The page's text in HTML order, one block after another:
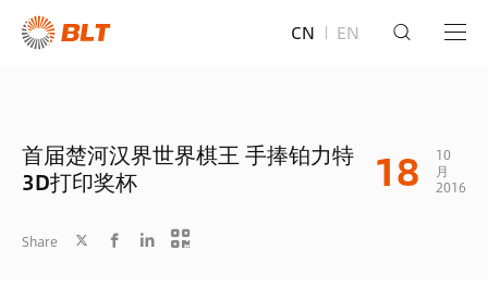
CN EN
首届楚河汉界世界棋王 手捧铂力特
3D打印奖杯
18
10
月
2016
Share